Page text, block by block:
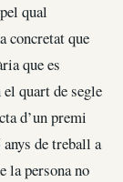
qual
concretat que
que es
quart de segle
d’un premi
de treball a
la persona no